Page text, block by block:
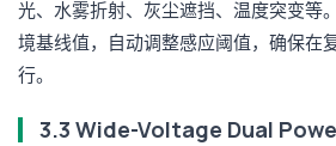
光、水雾折射、灰尘遮挡、温度突变等
境基线值，自动调整感应阈值，确保在
行。
3.3 Wide-Voltage Dual